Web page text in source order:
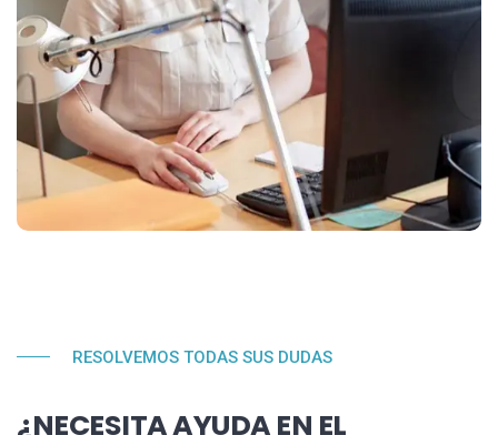
RESOLVEMOS TODAS SUS DUDAS
¿NECESITA AYUDA EN EL